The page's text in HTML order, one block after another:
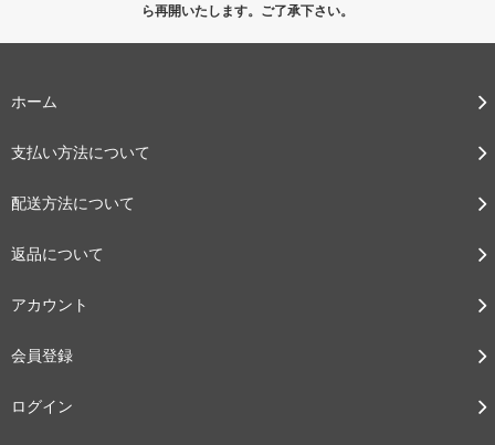
ら再開いたします。ご了承下さい。
ホーム
支払い方法について
配送方法について
返品について
アカウント
会員登録
ログイン